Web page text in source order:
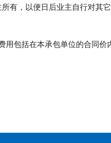
有，以便日后业主自行对其
用包括在本承包单位的合同